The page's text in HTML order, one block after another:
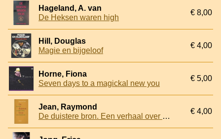
Hageland, A. van
De Heksen waren high
€ 8,00
Hill, Douglas
Magie en bijgeloof
€ 4,00
Horne, Fiona
Seven days to a magickal new you
€ 5,00
Jean, Raymond
De duistere bron. Een verhaal over liefde en hekserij in de zeventiende eeuw
€ 4,00